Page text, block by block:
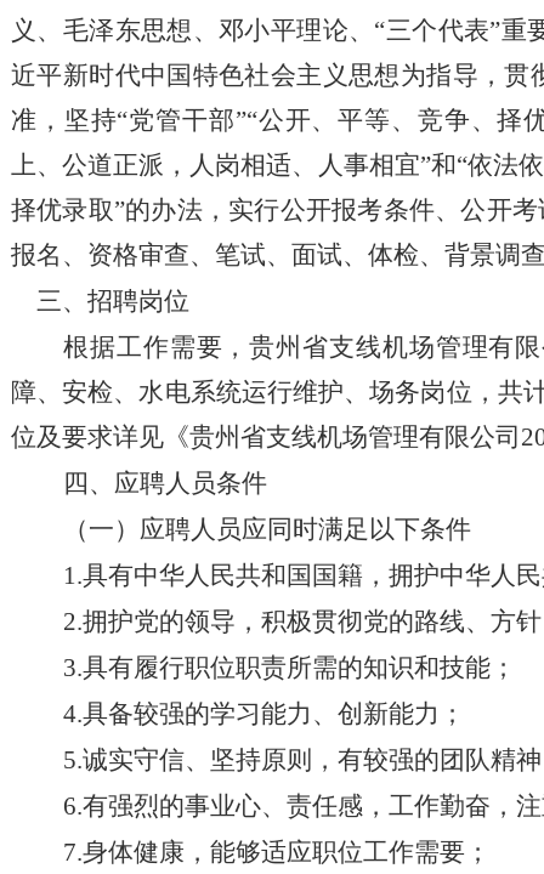
义、毛泽东思想、邓小平理论、 “三个代表”重
近平新时代中国特色社会主义思想为指导，
准，坚持“党管干部”“公开、平等、竞争、择
上、公道正派，人岗相适、人事相宜”和“依法
择优录取”的办法，实行公开报考条件、公开
报名、资格审查、笔试、面试、体检、背景调
三、 招聘岗位
根据工作需要，贵州省支线机场管理有
障、安检、水电系统运行维护、场务岗位，共
位及要求详见《贵州省支线机场管理有限公司
四、应聘人员条件
（一）应聘人员应同时满足以下条件
1.具有中华人民共和国国籍，拥护中华人
2.拥护党的领导，积极贯彻党的路线、方
3.具有履行职位职责所需的知识和技能；
4.具备较强的学习能力、创新能力；
5.诚实守信、坚持原则，有较强的团队精
6.有强烈的事业心、责任感，工作勤奋，
7.身体健康，能够适应职位工作需要；